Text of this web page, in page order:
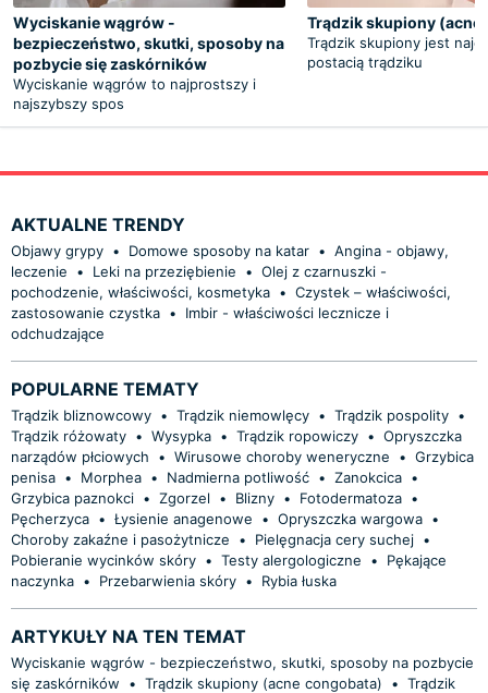
Wyciskanie wągrów -
bezpieczeństwo, skutki, sposoby na
pozbycie się zaskórników
Wyciskanie wągrów to najprostszy i
najszybszy spos
Trądzik skupiony (acne
Trądzik skupiony jest
postacią trądziku
AKTUALNE TRENDY
Objawy grypy • Domowe sposoby na katar • Angina - objawy,
leczenie
• Leki na przeziębienie • Olej z czarnuszki -
pochodzenie, właściwości, kosmetyka • Czystek – właściwości,
zastosowanie czystka •
Imbir - właściwości lecznicze i
odchudzające
POPULARNE TEMATY
Trądzik bliznowcowy • Trądzik niemowlęcy • Trądzik pospolity •
Trądzik różowaty • Wysypka • Trądzik ropowiczy • Opryszczka
narządów płciowych
• Wirusowe choroby weneryczne • Grzybica
penisa • Morphea • Nadmierna potliwość • Zanokcica •
Grzybica paznokci • Zgorzel • Blizny • Fotodermatoza •
Pęcherzyca • Łysienie anagenowe • Opryszczka wargowa •
Choroby zakaźne i pasożytnicze
• Pielęgnacja cery suchej •
Pobieranie wycinków skóry • Testy alergologiczne •
Pękające
naczynka • Przebarwienia skóry • Rybia łuska
ARTYKUŁY NA TEN TEMAT
Wyciskanie wągrów - bezpieczeństwo, skutki, sposoby na pozbycie
się zaskórników
• Trądzik skupiony (acne congobata) • Trądzik